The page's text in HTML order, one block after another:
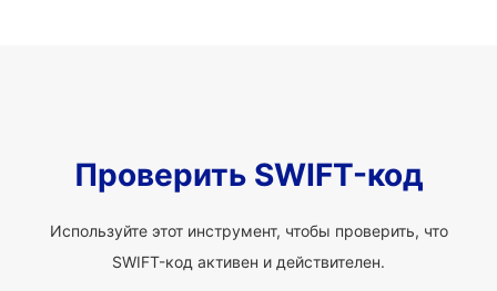
Проверить SWIFT-код
Используйте этот инструмент, чтобы проверить, что
SWIFT-код активен и действителен.